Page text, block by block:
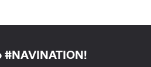
#NAVINATION!